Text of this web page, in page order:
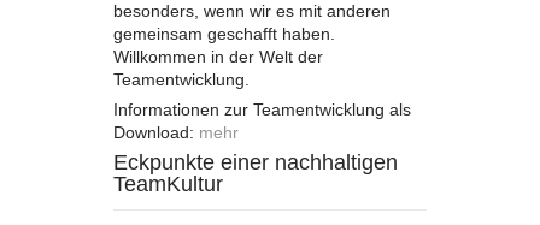
besonders, wenn wir es mit anderen
gemeinsam geschafft haben.
Willkommen in der Welt der
Teamentwicklung.
Informationen zur Teamentwicklung als
Download: mehr
Eckpunkte einer nachhaltigen
TeamKultur